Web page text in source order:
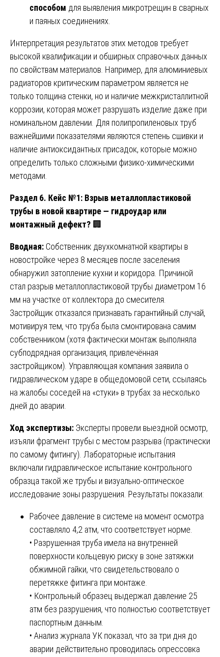
способом для выявления микротрещин в сварных
и паяных соединениях.
Интерпретация результатов этих методов требует
высокой квалификации и обширных справочных данных
по свойствам материалов. Например, для алюминиевых
радиаторов критическим параметром является не
только толщина стенки, но и наличие межкристаллитной
коррозии, которая может разрушать изделие даже при
номинальном давлении. Для полипропиленовых труб
важнейшими показателями являются степень сшивки и
наличие антиоксидантных присадок, которые можно
определить только сложными физико-химическими
методами.
Раздел 6. Кейс №1: Взрыв металлопластиковой
трубы в новой квартире — гидроудар или
монтажный дефект? 🏢
Вводная: Собственник двухкомнатной квартиры в
новостройке через 8 месяцев после заселения
обнаружил затопление кухни и коридора. Причиной
стал разрыв металлопластиковой трубы диаметром 16
мм на участке от коллектора до смесителя.
Застройщик отказался признавать гарантийный случай,
мотивируя тем, что труба была смонтирована самим
собственником (хотя фактически монтаж выполняла
субподрядная организация, привлечённая
застройщиком). Управляющая компания заявила о
гидравлическом ударе в общедомовой сети, ссылаясь
на жалобы соседей на «стуки» в трубах за несколько
дней до аварии.
Ход экспертизы: Эксперты провели выездной осмотр,
изъяли фрагмент трубы с местом разрыва (практически
по самому фитингу). Лабораторные испытания
включали гидравлическое испытание контрольного
образца такой же трубы и визуально-оптическое
исследование зоны разрушения. Результаты показали:
Рабочее давление в системе на момент осмотра
составляло 4,2 атм, что соответствует норме.
• Разрушенная труба имела на внутренней
поверхности кольцевую риску в зоне затяжки
обжимной гайки, что свидетельствовало о
перетяжке фитинга при монтаже.
• Контрольный образец выдержал давление 25
атм без разрушения, что полностью соответствует
паспортным данным.
• Анализ журнала УК показал, что за три дня до
аварии действительно проводилась опрессовка